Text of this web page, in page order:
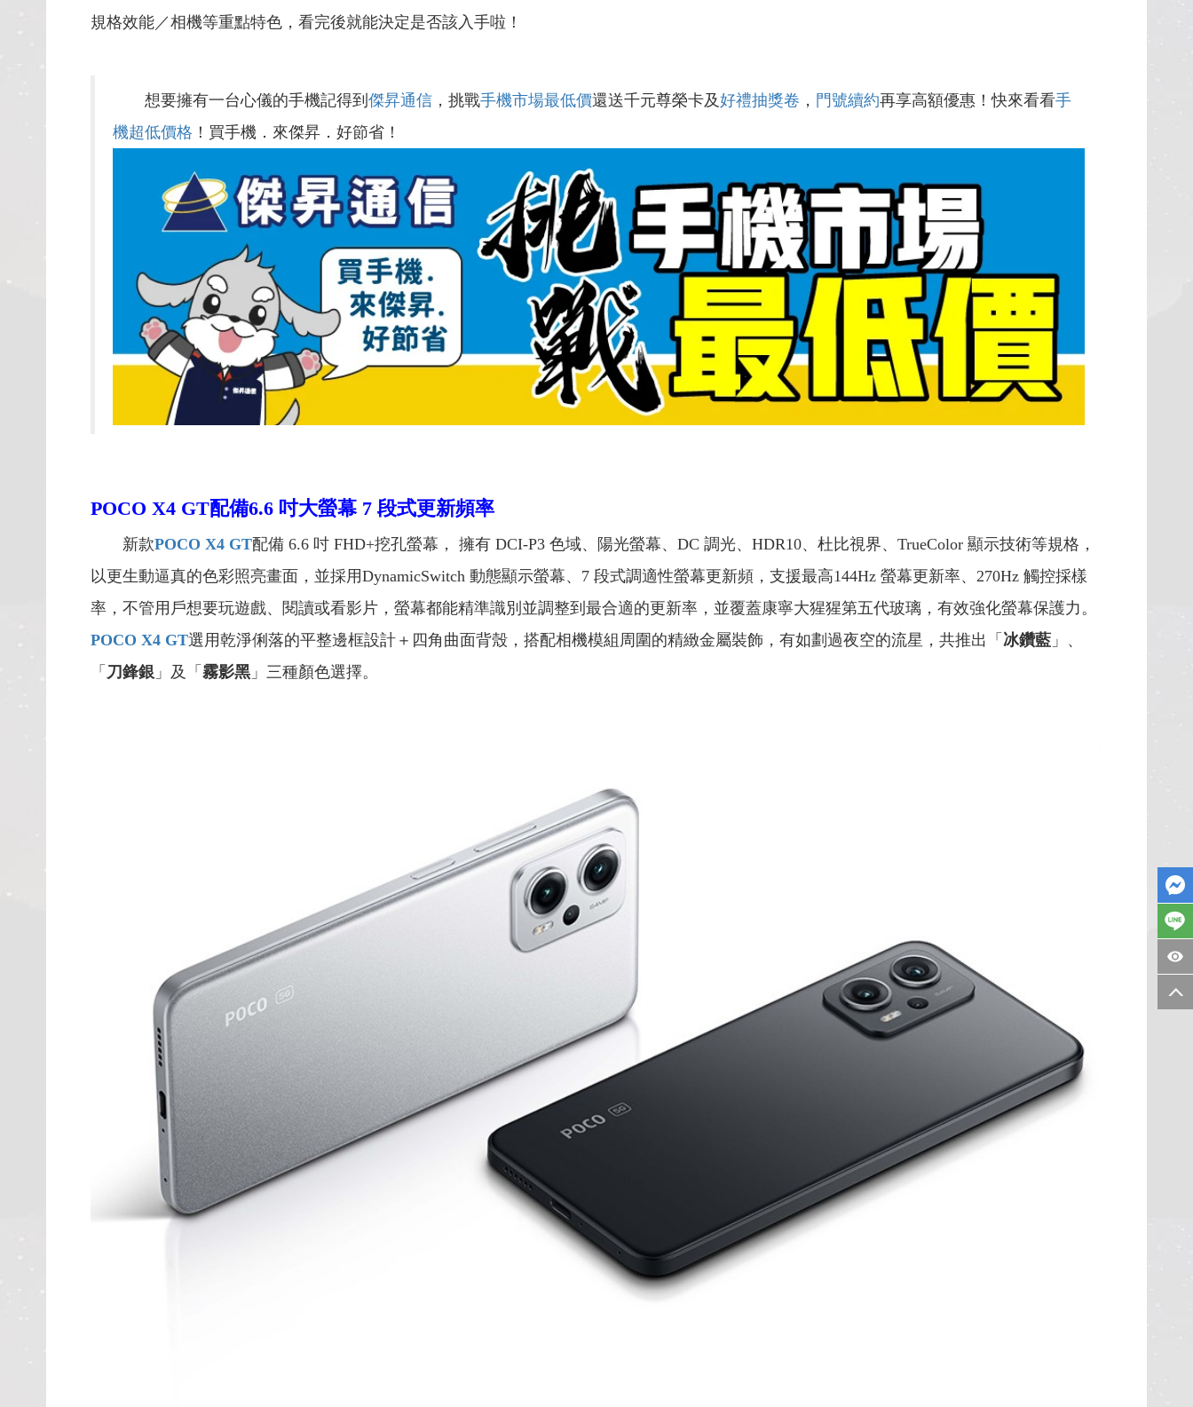
規格效能／相機等重點特色，看完後就能決定是否該入手啦！
想要擁有一台心儀的手機記得到 傑昇通信 ，挑戰手機市場最低價還送千元尊榮卡及好禮抽獎卷 ， 門號續約再享高額優惠！快來看看手
機超低價格 ！買手機．來傑昇．好節省！
POCO X4 GT配備6.6 吋大螢幕7 段式更新頻率
新款POCO X4 GT配備 6.6 吋 FHD+挖孔螢幕， 擁有 DCI-P3 色域、陽光螢幕、DC 調光、HDR10、杜比視界、TrueColor 顯示技術等規格，
以更生動逼真的色彩照亮畫面，並採用DynamicSwitch 動態顯示螢幕、7 段式調適性螢幕更新頻，支援最高144Hz 螢幕更新率、270Hz 觸控採樣
率，不管用戶想要玩遊戲、閱讀或看影片，螢幕都能精準識別並調整到最合適的更新率，並覆蓋康寧大猩猩第五代玻璃，有效強化螢幕保護力。
POCO X4 GT選用乾淨俐落的平整邊框設計＋四角曲面背殼，搭配相機模組周圍的精緻金屬裝飾，有如劃過夜空的流星，共推出「 冰鑽藍 」、
「 刀鋒銀 」及「 霧影黑 」三種顏色選擇。